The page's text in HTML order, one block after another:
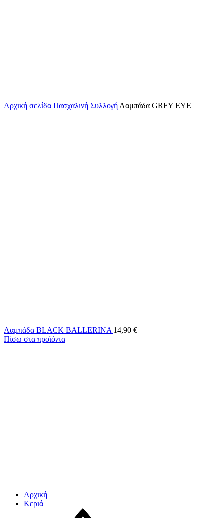
Αρχική
Κεριά
Αρχική σελίδα Πασχαλινή Συλλογή Λαμπάδα GREY EYE
Λαμπάδα BLACK BALLERINA 14,90 €
Πίσω στα προϊόντα